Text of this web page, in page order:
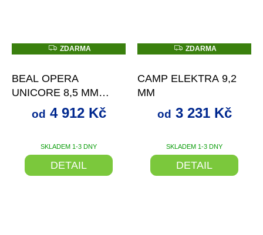
Z
D
M
A
ZDARMA
BEAL OPERA
UNICORE 8,5 MM
GOLDEN DRY
SKLADEM 1-3 DNY
od 4 912 Kč
DETAIL
Z
D
M
ZDARMA
CAMP ELEKTRA 9,2
MM
SKLADEM 1-3 DNY
od 3 231 Kč
DETAIL